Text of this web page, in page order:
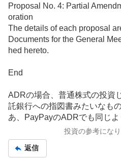
Proposal No. 4: Partial
oration
The details of each proposal
Documents for the General
hed hereto.
End
ADRの場合、普通株式の投資
託銀行への指図書みたいなも
あ、PayPayのADRでも同じよ
投資の参考にな
返信